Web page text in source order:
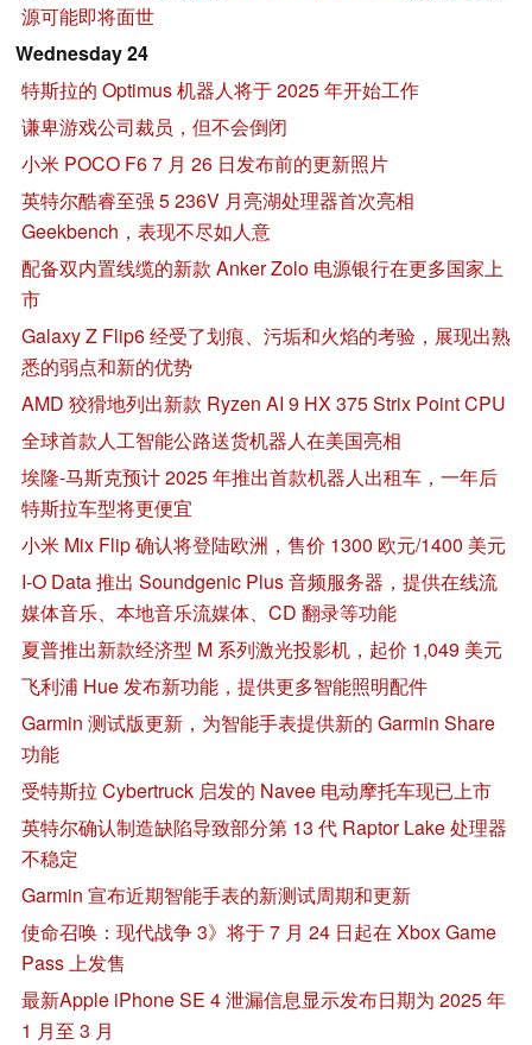
源可能即将面世
Wednesday 24
特斯拉的 Optimus 机器人将于 2025 年开始工作
谦卑游戏公司裁员，但不会倒闭
小米 POCO F6 7 月 26 日发布前的更新照片
英特尔酷睿至强 5 236V 月亮湖处理器首次亮相
Geekbench，表现不尽如人意
配备双内置线缆的新款 Anker Zolo 电源银行在更多国家上
市
Galaxy Z Flip6 经受了划痕、污垢和火焰的考验，展现出熟
悉的弱点和新的优势
AMD 狡猾地列出新款 Ryzen AI 9 HX 375 Strix Point CPU
全球首款人工智能公路送货机器人在美国亮相
埃隆-马斯克预计 2025 年推出首款机器人出租车，一年后
特斯拉车型将更便宜
小米 Mix Flip 确认将登陆欧洲，售价 1300 欧元/1400 美元
I-O Data 推出 Soundgenic Plus 音频服务器，提供在线流
媒体音乐、本地音乐流媒体、CD 翻录等功能
夏普推出新款经济型 M 系列激光投影机，起价 1,049 美元
飞利浦 Hue 发布新功能，提供更多智能照明配件
Garmin 测试版更新，为智能手表提供新的 Garmin Share
功能
受特斯拉 Cybertruck 启发的 Navee 电动摩托车现已上市
英特尔确认制造缺陷导致部分第 13 代 Raptor Lake 处理器
不稳定
Garmin 宣布近期智能手表的新测试周期和更新
使命召唤：现代战争 3》将于 7 月 24 日起在 Xbox Game
Pass 上发售
最新Apple iPhone SE 4 泄漏信息显示发布日期为 2025 年
1 月至 3 月